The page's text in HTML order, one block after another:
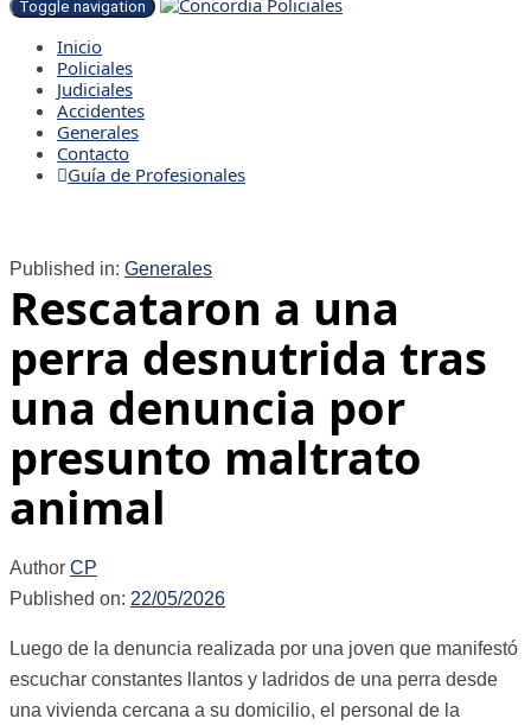
Toggle navigation
Inicio
Policiales
Judiciales
Accidentes
Generales
Contacto
Guía de Profesionales
Published in: Generales
Rescataron a una
perra desnutrida tras
una denuncia por
presunto maltrato
animal
Author CP
Published on: 22/05/2026
Luego de la denuncia realizada por una joven que manifestó
escuchar constantes llantos y ladridos de una perra desde
una vivienda cercana a su domicilio, el personal de la